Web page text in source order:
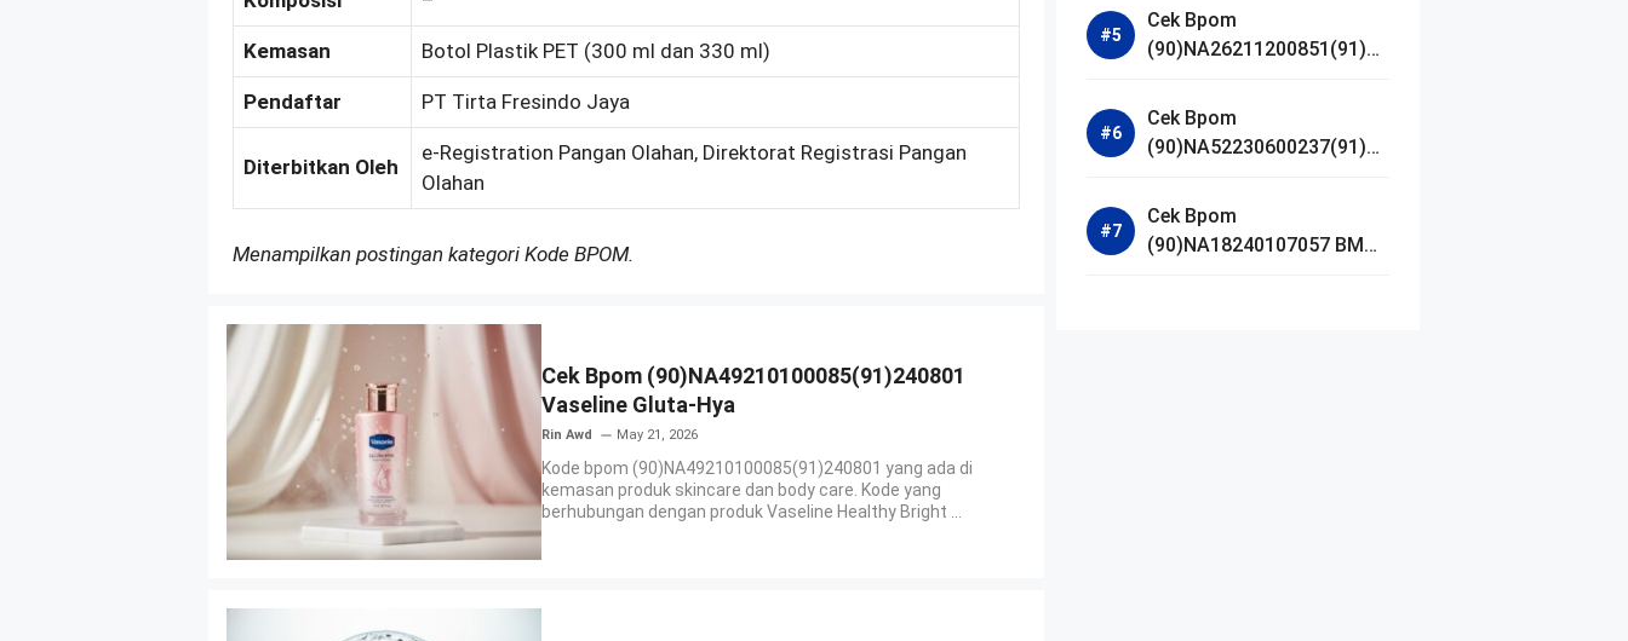
Kemasan Botol Plastik PET (300 ml dan 330 ml)
Pendaftar PT Tirta Fresindo Jaya
Diterbitkan Oleh
e-Registration Pangan Olahan, Direktorat Registrasi Pangan
Olahan
Menampilkan postingan kategori Kode BPOM.
Cek Bpom (90)NA49210100085(91)240801
Vaseline Gluta-Hya
Rin Awd May 21, 2026
Kode bpom (90)NA49210100085(91)240801 yang ada di
kemasan produk skincare dan body care. Kode yang
berhubungan dengan produk Vaseline Healthy Bright ...
Serum
Cek Bpom
(90)NA26211200851(91)24
Madagascar Centella
Ampoule Foam
Cek Bpom
(90)NA52230600237(91)09
De Parfum
Cek Bpom
(90)NA18240107057 BMG